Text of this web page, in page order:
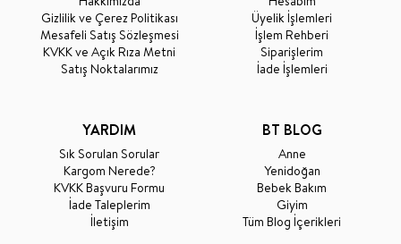
Gizlilik ve Çerez Politikası
Mesafeli Satış Sözleşmesi
KVKK ve Açık Rıza Metni
Satış Noktalarımız
Üyelik İşlemleri
İşlem Rehberi
Siparişlerim
İade İşlemleri
YARDIM
Sık Sorulan Sorular
Kargom Nerede?
KVKK Başvuru Formu
İade Taleplerim
İletişim
BT BLOG
Anne
Yenidoğan
Bebek Bakım
Giyim
Tüm Blog İçerikleri